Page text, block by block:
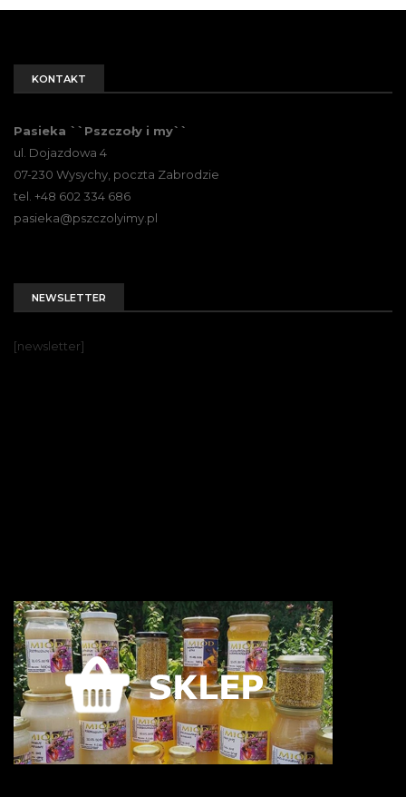
KONTAKT
Pasieka ``Pszczoły i my``
ul. Dojazdowa 4
07-230 Wysychy, poczta Zabrodzie
tel. +48 602 334 686
pasieka@pszczolyimy.pl
NEWSLETTER
[newsletter]